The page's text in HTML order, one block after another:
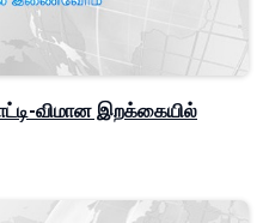
விமான இறக்கையில்